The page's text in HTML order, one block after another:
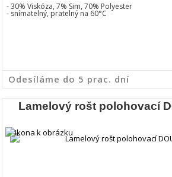
- 30% Viskóza, 7% Sim, 70% Polyester
- snímatelný, pratelný na 60°C
Odesíláme do 5 prac. dní
Lamelový rošt polohovací